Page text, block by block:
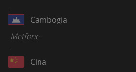
Cambogia
Metfone
Cina